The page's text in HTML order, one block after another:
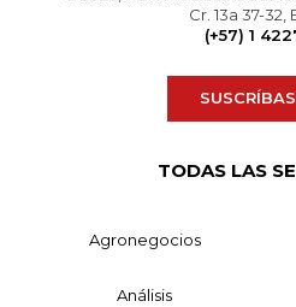
Cr. 13a 37-
(+57) 1
TODAS LAS
Agronegocios
Análisis